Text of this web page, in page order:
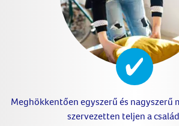
Meghökkentően egyszerű és nagyszerű
szervezetten teljen a